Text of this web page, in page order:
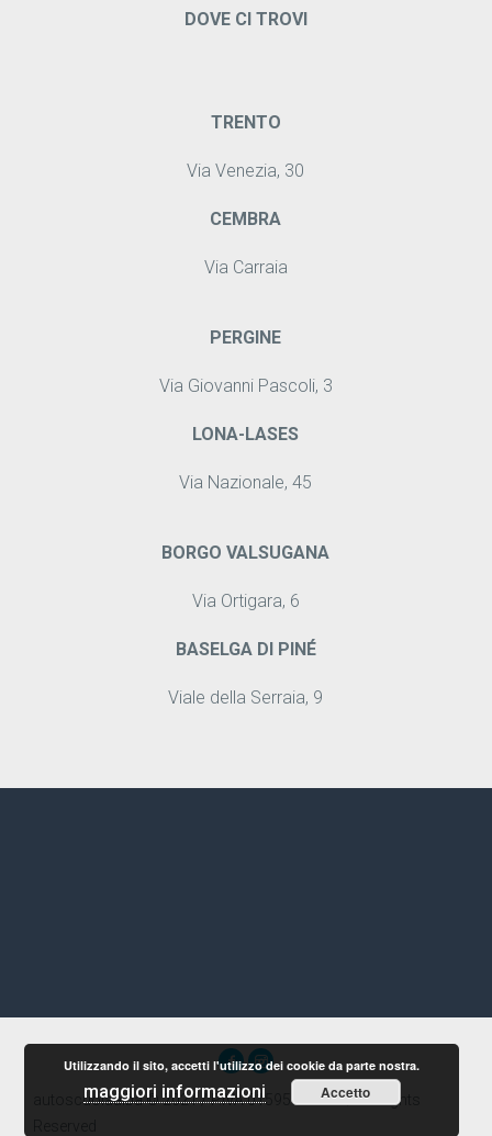
DOVE CI TROVI
TRENTO
Via Venezia, 30
CEMBRA
Via Carraia
PERGINE
Via Giovanni Pascoli, 3
LONA-LASES
Via Nazionale, 45
BORGO VALSUGANA
Via Ortigara, 6
BASELGA DI PINÉ
Viale della Serraia, 9
autoscuolaalba © 2021 / P.IVA 01595580224 / All Rights
Utilizzando il sito, accetti l'utilizzo dei cookie da parte nostra.
maggiori informazioni Accetto